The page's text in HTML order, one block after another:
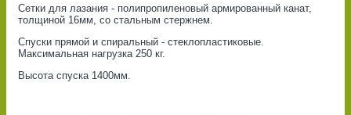
Сетки для лазания - полипропиленовый армированный канат,
толщиной 16мм, со стальным стержнем.
Спуски прямой и спиральный - стеклопластиковые.
Максимальная нагрузка 250 кг.
Высота спуска 1400мм.